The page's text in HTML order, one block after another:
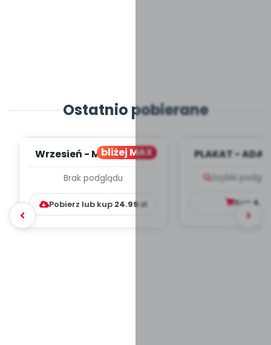
Ostatnio pobierane
bliżej MAX
Wrzesień - MIESIĘCZNY
WYCHOWAWCZO –
DYDAKTYC...
Brak podglądu
Pobierz lub kup 24.99zł
PLAKAT -
Szybki
Kup